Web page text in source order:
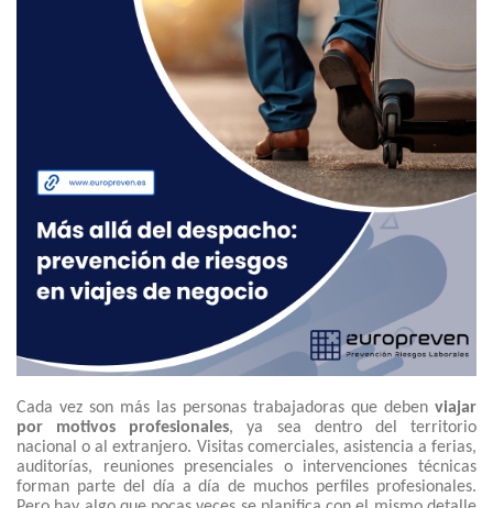
Cada vez son más las personas trabajadoras que deben viajar
por motivos profesionales, ya sea dentro del territorio
nacional o al extranjero. Visitas comerciales, asistencia a ferias,
auditorías, reuniones presenciales o intervenciones técnicas
forman parte del día a día de muchos perfiles profesionales.